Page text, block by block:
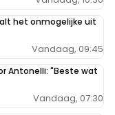
het onmogelijke uit
Vandaag, 09:45
Antonelli: "Beste wat
Vandaag, 07:30